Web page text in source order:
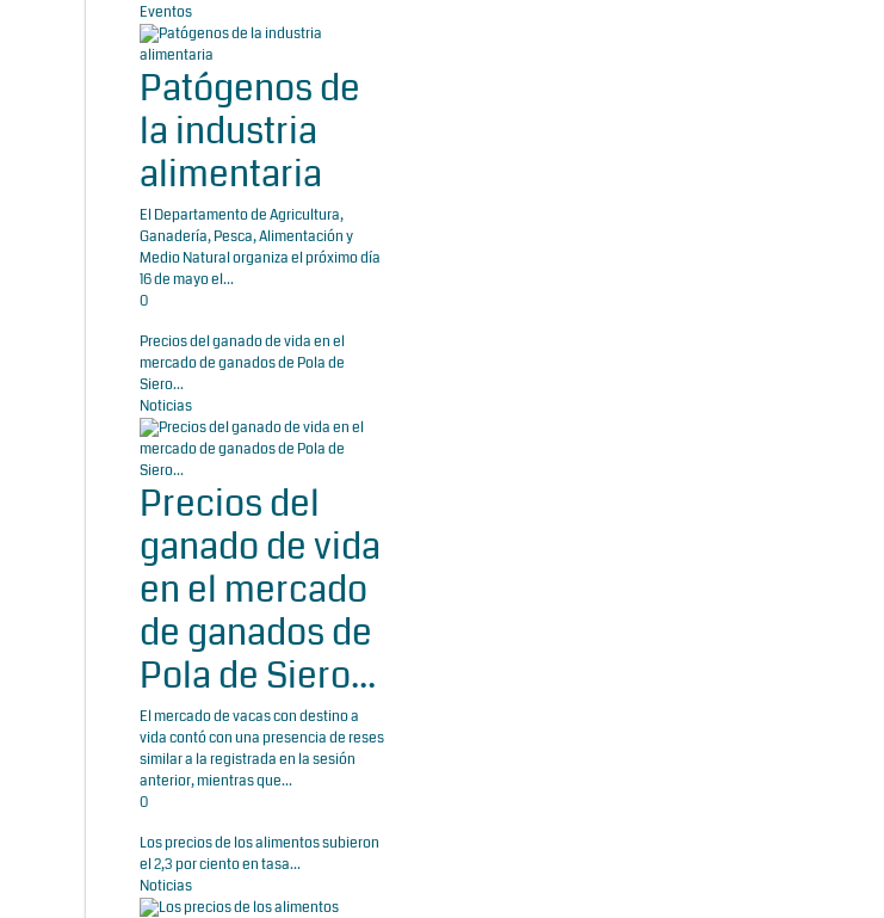
Eventos
Patógenos de
la industria
alimentaria
El Departamento de Agricultura,
Ganadería, Pesca, Alimentación y
Medio Natural organiza el próximo día
16 de mayo el...
0
Precios del ganado de vida en el
mercado de ganados de Pola de
Siero...
Noticias
Precios del
ganado de vida
en el mercado
de ganados de
Pola de Siero...
El mercado de vacas con destino a
vida contó con una presencia de reses
similar a la registrada en la sesión
anterior, mientras que...
0
Los precios de los alimentos subieron
el 2,3 por ciento en tasa...
Noticias